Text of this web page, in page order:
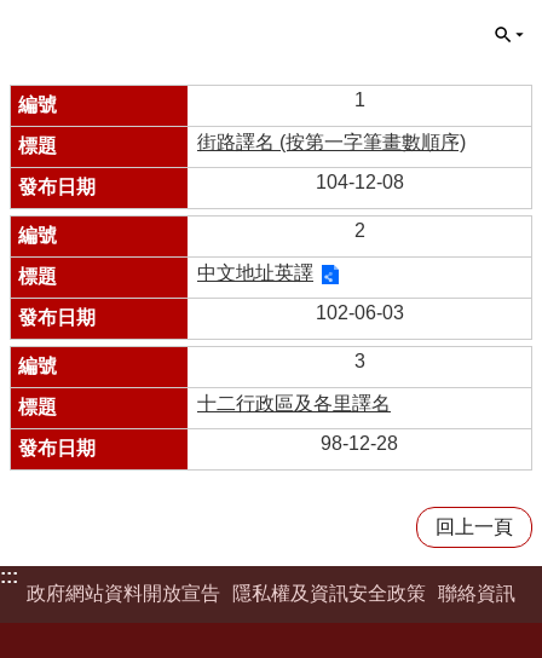
1
街路譯名 (按第一字筆畫數順序)
104-12-08
2
中文地址英譯
102-06-03
3
十二行政區及各里譯名
98-12-28
回上一頁
:::
政府網站資料開放宣告
隱私權及資訊安全政策 聯絡資訊